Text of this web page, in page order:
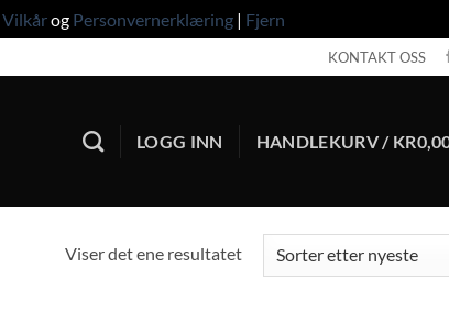
Vilkårog Personvernerklæring | Fjern
KONTAKT OSS
LOGG INN HANDLEKURV / KR
Viser det ene resultatet